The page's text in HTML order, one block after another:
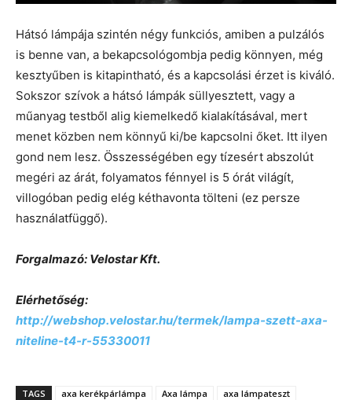
Hátsó lámpája szintén négy funkciós, amiben a pulzálós
is benne van, a bekapcsológombja pedig könnyen, még
kesztyűben is kitapintható, és a kapcsolási érzet is kiváló.
Sokszor szívok a hátsó lámpák süllyesztett, vagy a
műanyag testből alig kiemelkedő kialakításával, mert
menet közben nem könnyű ki/be kapcsolni őket. Itt ilyen
gond nem lesz. Összességében egy tízesért abszolút
megéri az árát, folyamatos fénnyel is 5 órát világít,
villogóban pedig elég kéthavonta tölteni (ez persze
használatfüggő).
Forgalmazó: Velostar Kft.
Elérhetőség:
http://webshop.velostar.hu/termek/lampa-szett-axa-
niteline-t4-r-55330011
TAGS axa kerékpárlámpa Axa lámpa
axa lámpateszt